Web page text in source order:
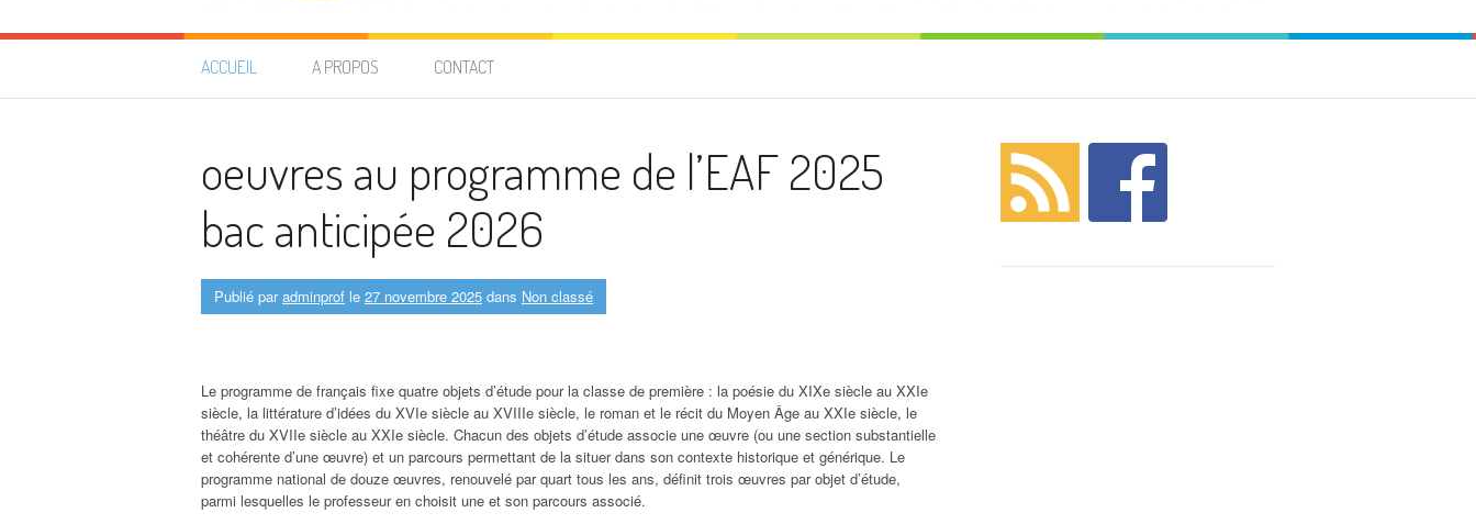
Astuces de prof
ACCUEIL A PROPOS CONTACT
oeuvres au programme de l’EAF 2025
bac anticipée 2026
Publié paradminprof le 27 novembre 2025 dans Non classé
Le programme de français fixe quatre objets d’étude pour la classe de première : la poésie du XIXe siècle au XXIe
siècle, la littérature d’idées du XVIe siècle au XVIIIe siècle, le roman et le récit du Moyen Âge au XXIe siècle, le
théâtre du XVIIe siècle au XXIe siècle. Chacun des objets d’étude associe une œuvre (ou une section substantielle
et cohérente d’une œuvre) et un parcours permettant de la situer dans son contexte historique et générique. Le
programme national de douze œuvres, renouvelé par quart tous les ans, définit trois œuvres par objet d’étude,
parmi lesquelles le professeur en choisit une et son parcours associé.